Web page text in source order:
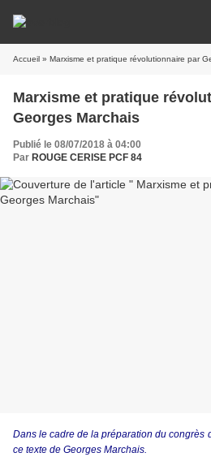
Accueil » Marxisme et pratique révolutionnaire par
Marxisme et pratique
Georges Marchais
Publié le 08/07/2018 à 04:00
Par ROUGE CERISE PCF 84
Dans le cadre de la préparation du congrès
ce texte de Georges Marchais.